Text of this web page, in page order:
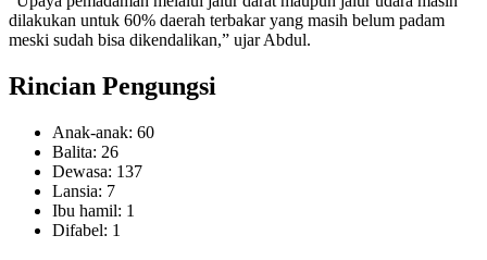
dilakukan untuk 60% daerah terbakar yang masih belum padam
meski sudah bisa dikendalikan,” ujar Abdul.
Rincian Pengungsi
Anak-anak: 60
Balita: 26
Dewasa: 137
Lansia: 7
Ibu hamil: 1
Difabel: 1